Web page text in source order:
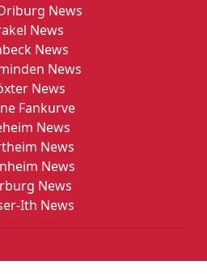
News
News
News
News
News
Fankurve
News
News
News
News
Ith News